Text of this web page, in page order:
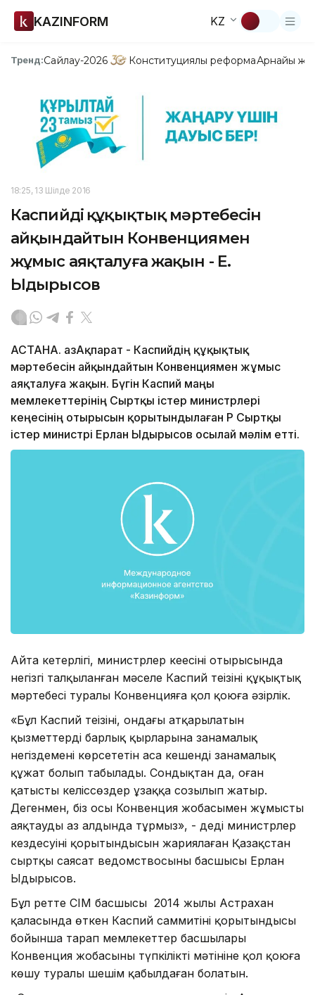
KAZINFORM KZ
Тренд:Сайлау-2026 Конституциялық реформаАрнайы
18:25, 13 Шілде 2016
Каспийдің құқықтық мәртебесін
айқындайтын Конвенциямен
жұмыс аяқталуға жақын - Е.
Ыдырысов
АСТАНА. ҚазАқпарат - Каспийдің құқықтық
мәртебесін айқындайтын Конвенциямен жұмыс
аяқталуға жақын. Бүгін Каспий маңы
мемлекеттерінің Сыртқы істер министрлері
кеңесінің отырысын қорытындылаған ҚР Сыртқы
істер министрі Ерлан Ыдырысов осылай мәлім етті.
Айта кетерлігі, министрлер кеңесінің отырысында
негізгі талқыланған мәселе Каспий теңізінің құқықтық
мәртебесі туралы Конвенцияға қол қоюға әзірлік.
«Бұл Каспий теңізінің, ондағы атқарылатын
қызметтердің барлық қырларына заңнамалық
негіздемені көрсететін аса кешенді заңнамалық
құжат болып табылады. Сондықтан да, оған
қатысты келіссөздер ұзаққа созылып жатыр.
Дегенмен, біз осы Конвенция жобасымен жұмысты
аяқтаудың аз алдында тұрмыз», - деді министрлер
кездесуінің қорытындысын жариялаған Қазақстан
сыртқы саясат ведомствосының басшысы Ерлан
Ыдырысов.
Бұл ретте СІМ басшысы 2014 жылы Астрахан
қаласында өткен Каспий саммитінің қорытындысы
бойынша тарап мемлекеттер басшылары
Конвенция жобасының түпкілікті мәтініне қол қоюға
көшу туралы шешім қабылдаған болатын.